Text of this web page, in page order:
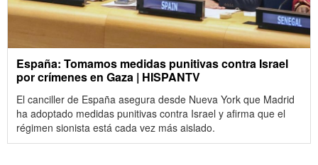
España: Tomamos medidas punitivas contra Israel
por crímenes en Gaza | HISPANTV
El canciller de España asegura desde Nueva York que Madrid
ha adoptado medidas punitivas contra Israel y afirma que el
régimen sionista está cada vez más aislado.